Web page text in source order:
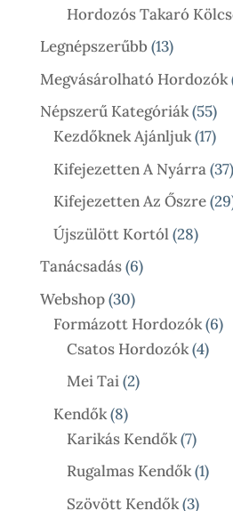
Hordozós Takaró
Legnépszerűbb 1313
Termék
Megvásárolható Hordozók
Népszerű Kategóriák 5555
Kezdőknek Ajánljuk 1717
Kifejezetten A Nyárra 3737
Kifejezetten Az Őszre 29
Újszülött Kortól 2828
Tanácsadás 66
Webshop 3030
Termék
Formázott Hordozók 66
Csatos Hordozók 44
Mei Tai 22
Kendők 88
Termék
Karikás Kendők 77
Rugalmas Kendők 11
Szövött Kendők 33